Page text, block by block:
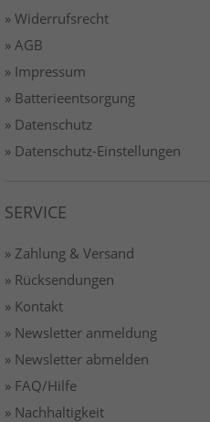
» Widerrufsrecht
» AGB
» Impressum
» Batterieentsorgung
» Datenschutz
» Datenschutz-Einstellungen
SERVICE
» Zahlung & Versand
» Rücksendungen
» Kontakt
» Newsletter anmeldung
» Newsletter abmelden
» FAQ/Hilfe
» Nachhaltigkeit